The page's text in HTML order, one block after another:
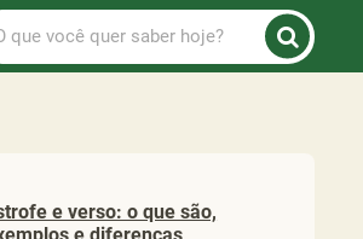
e verso: o que são,
e diferenças